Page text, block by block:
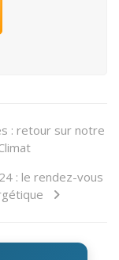
: retour sur notre
: le rendez-vous